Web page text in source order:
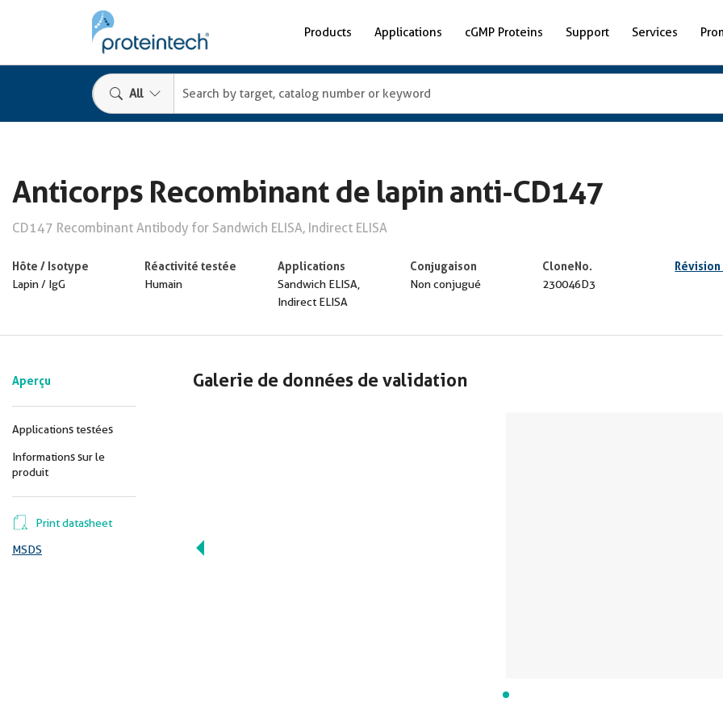
Products Applications cGMP Proteins Support Services
All
Anticorps Recombinant de lapin anti-CD147
CD147 Recombinant Antibody for Sandwich ELISA, Indirect ELISA
Hôte / Isotype
Lapin / IgG
Réactivité testée
Humain
Applications
Sandwich ELISA,
Indirect ELISA
Conjugaison
Non conjugué
CloneNo.
230046D3
Aperçu
Applications testées
Informations sur le
produit
Print datasheet
MSDS
Galerie de données de validation